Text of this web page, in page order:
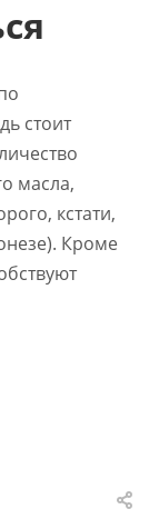
стоит
масла,
кстати,
Кроме